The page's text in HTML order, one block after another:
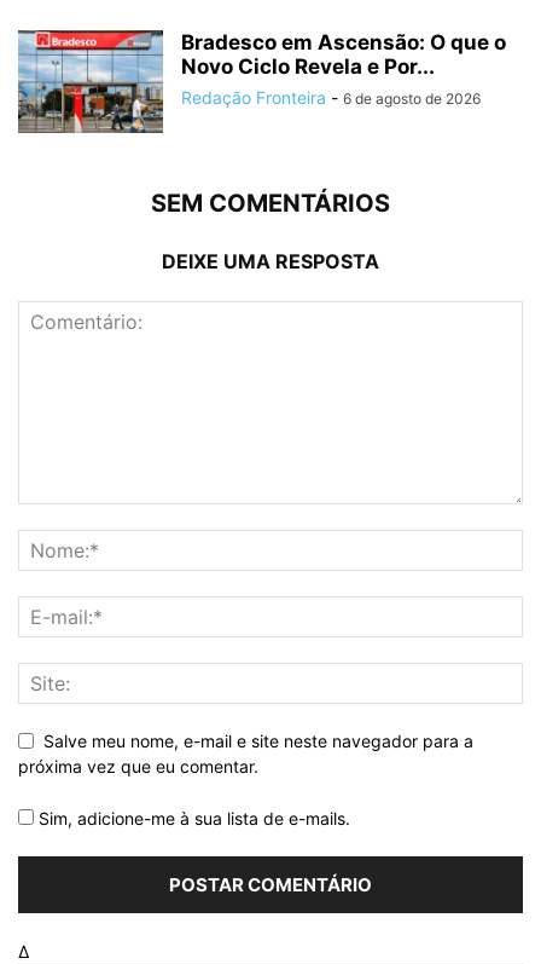
Bradesco em Ascensão: O que o
Novo Ciclo Revela e Por...
Redação Fronteira - 6 de agosto de 2026
SEM COMENTÁRIOS
DEIXE UMA RESPOSTA
Salve meu nome, e-mail e site neste navegador para a
próxima vez que eu comentar.
Sim, adicione-me à sua lista de e-mails.
Δ